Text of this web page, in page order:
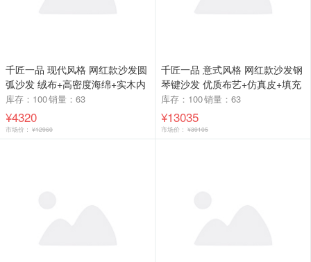
千匠一品 现代风格 网红款沙发圆
弧沙发 绒布+高密度海绵+实木内
框架 简约时尚沙发SF-056-L
库存：100销量：63
¥4320
市场价： ¥12960
千匠一品 意式风格 网红款沙发钢
琴键沙发 优质布艺+仿真皮+填充
高密度海绵 沙发KN-22-G
库存：100销量：63
¥13035
市场价： ¥39105